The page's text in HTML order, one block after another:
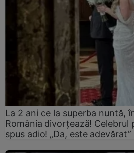
La 2 ani de la superba nuntă,
România divorțează! Celebrul
spus adio! „Da, este adevărat”